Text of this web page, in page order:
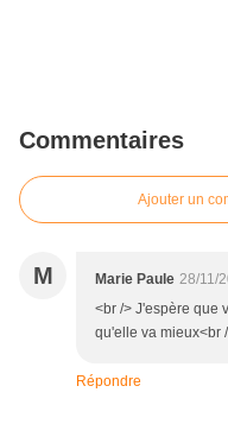
Commentaires
Ajouter un
M Marie Paule 28/11/
<br /> J'espère que
qu'elle va mieux<br
Répondre